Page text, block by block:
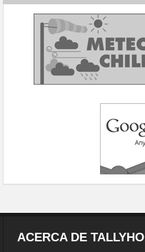
ACERCA DE TALLYHO